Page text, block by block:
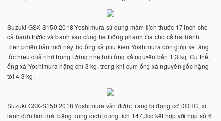
Suzuki GSX-S150 2018 Yoshimura sử dụng mâm kích thước 17 inch cho
cả bánh trước và bánh sau cùng hệ thống phanh đĩa cho cả hai bánh.
Trên phiên bản mới này, bộ ống xả phụ kiện Yoshimura còn giúp xe tăng
tốc hiệu quả nhờ trọng lượng nhẹ hơn ống xả nguyên bản 1,3 kg. Cụ thể,
ống xả Yoshimura nặng chỉ 3 kg, trong khi cụm ống xả nguyên gốc nặng
tới 4,3 kg.
Suzuki GSX-S150 2018 Yoshimura vẫn được trang bị động cơ DOHC, xi
lanh đơn làm mát bằng dung dịch, dung tích 147,3cc kết hợp với hộp số 6